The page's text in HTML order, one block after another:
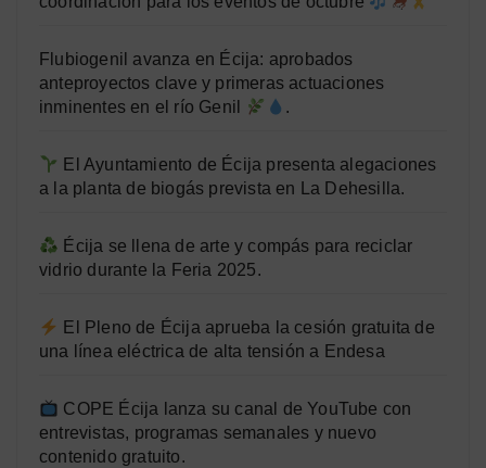
Flubiogenil avanza en Écija: aprobados
anteproyectos clave y primeras actuaciones
inminentes en el río Genil
.
El Ayuntamiento de Écija presenta alegaciones
a la planta de biogás prevista en La Dehesilla.
Écija se llena de arte y compás para reciclar
vidrio durante la Feria 2025.
El Pleno de Écija aprueba la cesión gratuita de
una línea eléctrica de alta tensión a Endesa
COPE Écija lanza su canal de YouTube con
entrevistas, programas semanales y nuevo
contenido gratuito.